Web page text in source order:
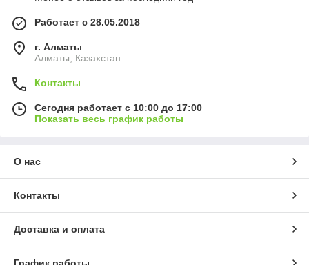
Работает с 28.05.2018
г. Алматы
Алматы, Казахстан
Контакты
Сегодня работает с 10:00 до 17:00
Показать весь график работы
О нас
Контакты
Доставка и оплата